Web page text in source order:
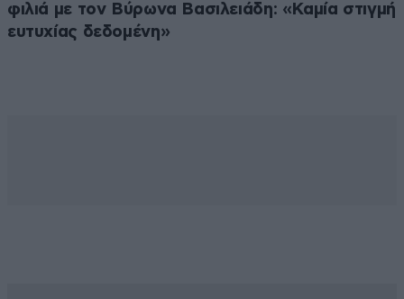
φιλιά με τον Βύρωνα Βασιλειάδη: «Καμία στιγμή
ευτυχίας δεδομένη»